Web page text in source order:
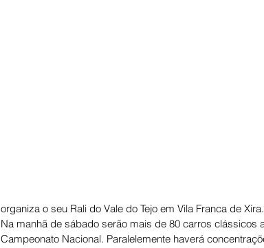
organiza o seu Rali do Vale do Tejo em Vila Franca de
Na manhã de sábado serão mais de 80 carros clássicos
Campeonato Nacional. Paralelemente haverá